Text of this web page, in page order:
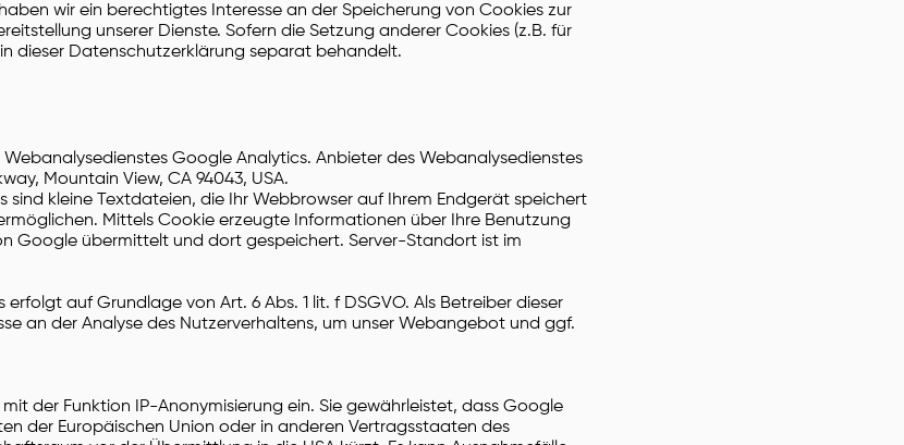
wir ein berechtigtes Interesse an der Speicherung von Cookies zur
unserer Dienste. Sofern die Setzung anderer Cookies (z.B. für
dieser Datenschutzerklärung separat behandelt.
Google Analytics. Anbieter des Webanalysedienstes
Mountain View, CA 94043, USA.
kleine Textdateien, die Ihr Webbrowser auf Ihrem Endgerät speichert
Mittels Cookie erzeugte Informationen über Ihre Benutzung
Google übermittelt und dort gespeichert. Server-Standort ist im
auf Grundlage von Art. 6 Abs. 1 lit. f DSGVO. Als Betreiber dieser
an der Analyse des Nutzerverhaltens, um unser Webangebot und ggf.
der Funktion IP-Anonymisierung ein. Sie gewährleistet, dass Google
der Europäischen Union oder in anderen Vertragsstaaten des